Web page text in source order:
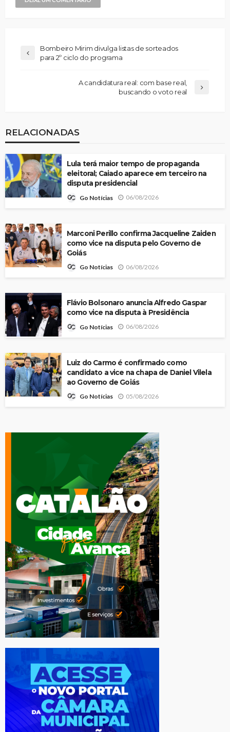
Bombeiro Mirim divulga listas de sorteados
para 2º ciclo do programa
A candidatura real: com base real,
buscando o voto real
RELACIONADAS
Lula terá maior tempo de propaganda
eleitoral; Caiado aparece em terceiro na
disputa presidencial
Go Notícias 06/08/2026
Marconi Perillo confirma Jacqueline Zaiden
como vice na disputa pelo Governo de
Goiás
Go Notícias 06/08/2026
Flávio Bolsonaro anuncia Alfredo Gaspar
como vice na disputa à Presidência
Go Notícias 06/08/2026
Luiz do Carmo é confirmado como
candidato a vice na chapa de Daniel Vilela
ao Governo de Goiás
Go Notícias 05/08/2026